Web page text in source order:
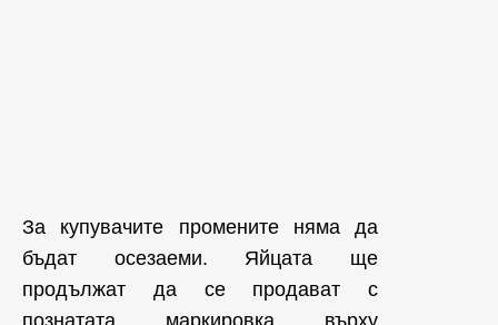
За купувачите промените няма да
бъдат осезаеми. Яйцата ще
продължат да се продават с
познатата маркировка върху